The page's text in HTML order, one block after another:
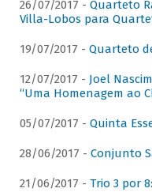
26/07/2017 - Quarteto
Villa-Lobos para
19/07/2017 - Quarteto
12/07/2017 - Joel
“Uma Homenagem ao
05/07/2017 - Quinta
28/06/2017 - Conjunto
21/06/2017 - Trio 3 por